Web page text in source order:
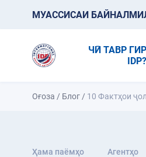
МУАССИСАИ
ЧӢ ТАВР
IDP?
Оғоза / Блог / 10 Фактҳои
Ҳама паёмҳо Агентҳо